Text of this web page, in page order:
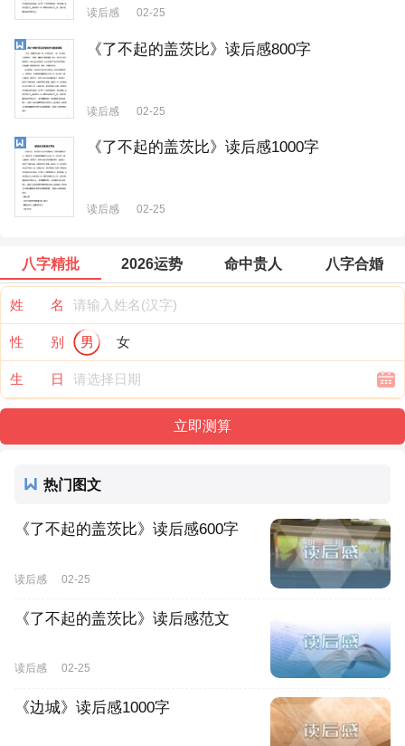
读后感 02-25
《了不起的盖茨比》读后感800字
读后感 02-25
《了不起的盖茨比》读后感1000字
读后感 02-25
八字精批 2026运势 命中贵人 八字合婚
姓 名
性 别 男 女
生 日
热门图文
《了不起的盖茨比》读后感600字
读后感 02-25
《了不起的盖茨比》读后感范文
读后感 02-25
《边城》读后感1000字